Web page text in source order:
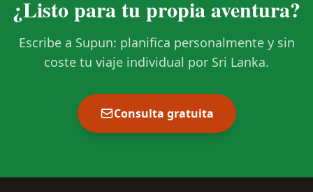
¿Listo para tu propia aventura?
Escribe a Supun: planifica personalmente y sin
coste tu viaje individual por Sri Lanka.
Consulta gratuita